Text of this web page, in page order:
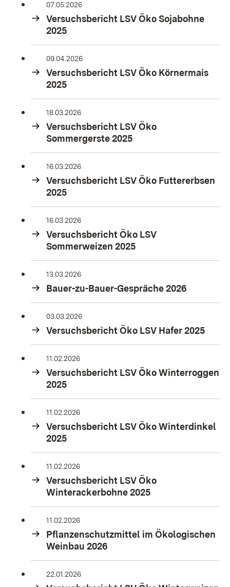
07.05.2026
Versuchsbericht LSV Öko Sojabohne
2025
09.04.2026
Versuchsbericht LSV Öko Körnermais
2025
18.03.2026
Versuchsbericht LSV Öko
Sommergerste 2025
16.03.2026
Versuchsbericht LSV Öko Futtererbsen
2025
16.03.2026
Versuchsbericht Öko LSV
Sommerweizen 2025
13.03.2026
Bauer-zu-Bauer-Gespräche 2026
03.03.2026
Versuchsbericht Öko LSV Hafer 2025
11.02.2026
Versuchsbericht LSV Öko Winterroggen
2025
11.02.2026
Versuchsbericht LSV Öko Winterdinkel
2025
11.02.2026
Versuchsbericht LSV Öko
Winterackerbohne 2025
11.02.2026
Pflanzenschutzmittel im Ökologischen
Weinbau 2026
22.01.2026